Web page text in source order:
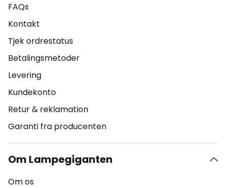
FAQs
Kontakt
Tjek ordrestatus
Betalingsmetoder
Levering
Kundekonto
Retur & reklamation
Garanti fra producenten
Om Lampegiganten
Om os